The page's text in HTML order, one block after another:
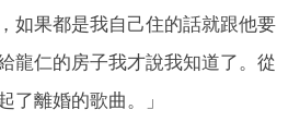
如果都是我自己住的話就跟他要
龍仁的房子我才說我知道了。從
了離婚的歌曲。」